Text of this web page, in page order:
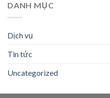
DANH MỤC
Dịch vụ
Tin tức
Uncategorized